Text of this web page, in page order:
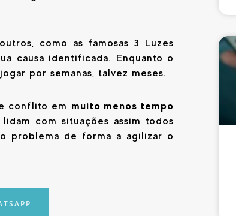
como as famosas 3 Luzes
causa identificada. Enquanto o
por semanas, talvez meses.
conflito em muito menos tempo
com situações assim todos
problema de forma a agilizar o